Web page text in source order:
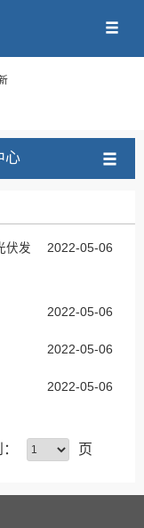
心
2022-05-06
伏发
2022-05-06
2022-05-06
2022-05-06
页